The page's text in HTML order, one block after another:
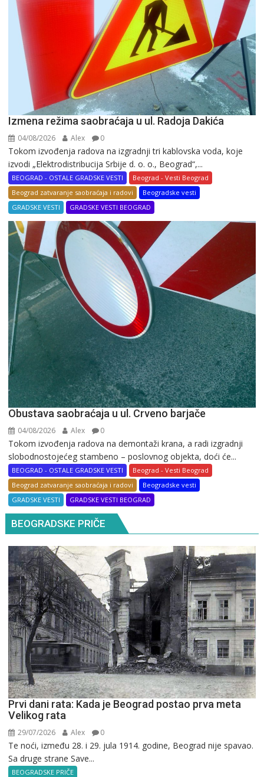
Izmena režima saobraćaja u ul. Radoja Dakića
04/08/2026 Alex 0
Tokom izvođenja radova na izgradnji tri kablovska voda, koje
izvodi „Elektrodistribucija Srbije d. o. o., Beograd“,...
BEOGRAD - OSTALE GRADSKE VESTI
Beograd - Vesti Beograd
Beograd zatvaranje saobraćaja i radovi
Beogradske vesti
GRADSKE VESTI
GRADSKE VESTI BEOGRAD
Obustava saobraćaja u ul. Crveno barjače
04/08/2026 Alex 0
Tokom izvođenja radova na demontaži krana, a radi izgradnji
slobodnostojećeg stambeno – poslovnog objekta, doći će...
BEOGRAD - OSTALE GRADSKE VESTI
Beograd - Vesti Beograd
Beograd zatvaranje saobraćaja i radovi
Beogradske vesti
GRADSKE VESTI
GRADSKE VESTI BEOGRAD
BEOGRADSKE PRIČE
Prvi dani rata: Kada je Beograd postao prva meta
Velikog rata
29/07/2026 Alex 0
Te noći, između 28. i 29. jula 1914. godine, Beograd nije spavao.
Sa druge strane Save...
BEOGRADSKE PRIČE